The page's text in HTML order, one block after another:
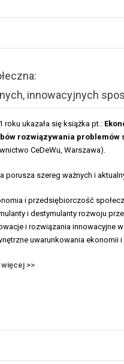
innowacyjnych
roku ukazała się książka pt.:
rozwiązywania problemów
CeDeWu, Warszawa).
porusza szereg ważnych i
i przedsiębiorczość
i destymulanty rozwoju
i rozwiązania innowacyjne
uwarunkowania ekonomii
>>